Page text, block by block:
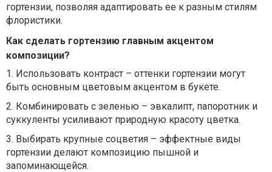
гортензии, позволяя адаптировать ее к разным стилям
флористики.
Как сделать гортензию главным акцентом
композиции?
1. Использовать контраст – оттенки гортензии могут
быть основным цветовым акцентом в букете.
2. Комбинировать с зеленью – эвкалипт, папоротник и
суккуленты усиливают природную красоту цветка.
3. Выбирать крупные соцветия – эффектные виды
гортензии делают композицию пышной и
запоминающейся.